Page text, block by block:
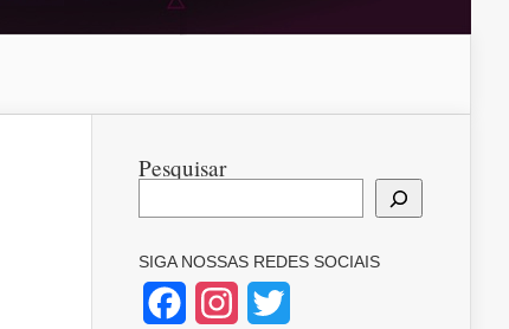
Pesquisar
SIGA NOSSAS REDES SOCIAIS
FacebookInstagram